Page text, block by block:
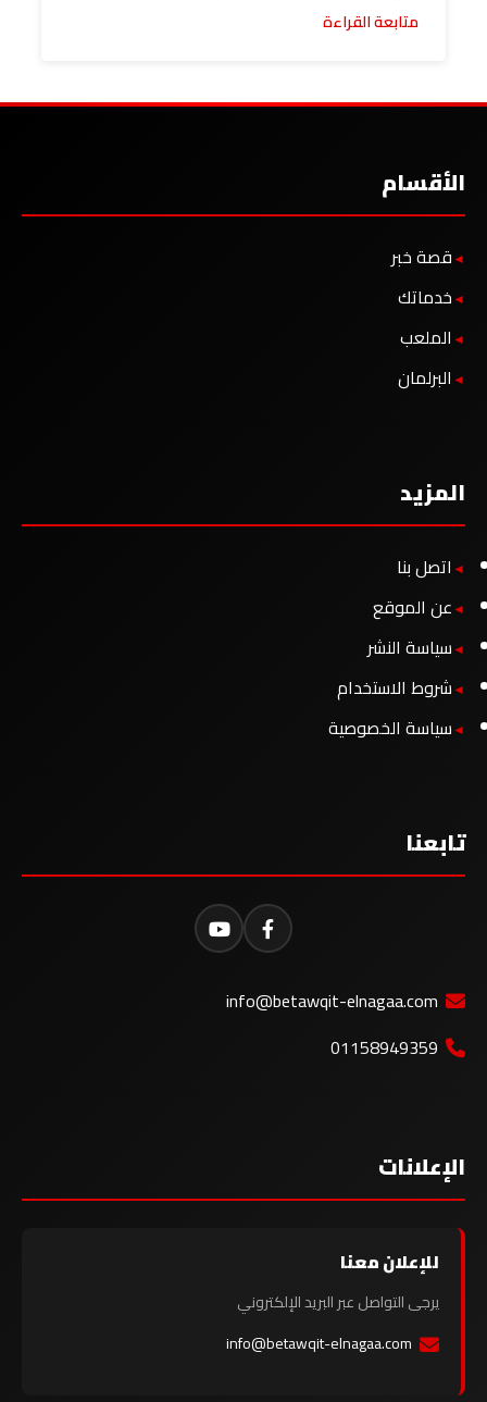
متابعة القراءة
الأقسام
قصة خبر
خدماتك
الملعب
البرلمان
المزيد
اتصل بنا
عن الموقع
سياسة النشر
شروط الاستخدام
سياسة الخصوصية
تابعنا
info@betawqit-elnagaa.com
01158949359
الإعلانات
للإعلان معنا
يرجى التواصل عبر البريد الإلكتروني
info@betawqit-elnagaa.com